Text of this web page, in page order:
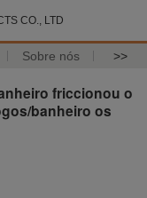
CO., LTD
Sobre nós >>
friccionou o
banheiro os